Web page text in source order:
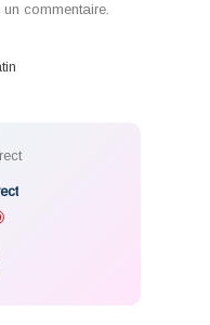
commentaire.